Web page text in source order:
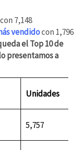
con 7,148
vendidocon 1,796
el Top 10 de
presentamos a
Unidades
5,757